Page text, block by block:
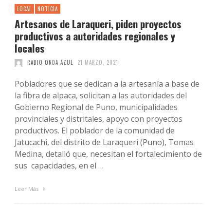
LOCAL NOTICIA
Artesanos de Laraqueri, piden proyectos
productivos a autoridades regionales y
locales
RADIO ONDA AZUL 21 MARZO, 2021
Pobladores que se dedican a la artesanía a base de
la fibra de alpaca, solicitan a las autoridades del
Gobierno Regional de Puno, municipalidades
provinciales y distritales, apoyo con proyectos
productivos. El poblador de la comunidad de
Jatucachi, del distrito de Laraqueri (Puno), Tomas
Medina, detalló que, necesitan el fortalecimiento de
sus capacidades, en el …
Leer Más